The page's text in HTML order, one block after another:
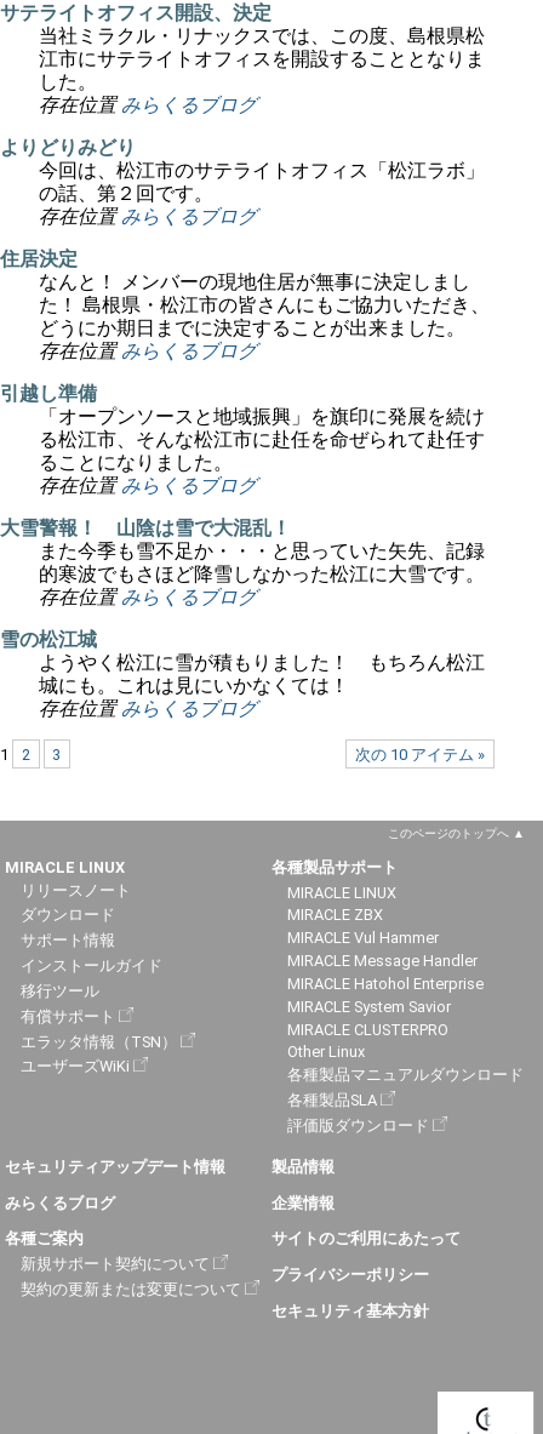
サテライトオフィス開設、決定
当社ミラクル・リナックスでは、この度、島根県松
江市にサテライトオフィスを開設することとなりま
した。
存在位置 みらくるブログ
よりどりみどり
今回は、松江市のサテライトオフィス「松江ラボ」
の話、第２回です。
存在位置 みらくるブログ
住居決定
なんと！ メンバーの現地住居が無事に決定しまし
た！ 島根県・松江市の皆さんにもご協力いただき、
どうにか期日までに決定することが出来ました。
存在位置 みらくるブログ
引越し準備
「オープンソースと地域振興」を旗印に発展を続け
る松江市、そんな松江市に赴任を命ぜられて赴任す
ることになりました。
存在位置 みらくるブログ
大雪警報！ 山陰は雪で大混乱！
また今季も雪不足か・・・と思っていた矢先、記録
的寒波でもさほど降雪しなかった松江に大雪です。
存在位置 みらくるブログ
雪の松江城
ようやく松江に雪が積もりました！ もちろん松江
城にも。これは見にいかなくては！
存在位置 みらくるブログ
次の 10 アイテム »
1 2 3
このページのトップへ
MIRACLE LINUX
リリースノート
ダウンロード
サポート情報
インストールガイド
移行ツール
有償サポート
エラッタ情報（TSN）
ユーザーズWiKi
各種製品サポート
MIRACLE LINUX
MIRACLE ZBX
MIRACLE Vul Hammer
MIRACLE Message Handler
MIRACLE Hatohol Enterprise
MIRACLE System Savior
MIRACLE CLUSTERPRO
Other Linux
各種製品マニュアルダウンロード
各種製品SLA
評価版ダウンロード
セキュリティアップデート情報
みらくるブログ
各種ご案内
新規サポート契約について
契約の更新または変更について
製品情報
企業情報
サイトのご利用にあたって
プライバシーポリシー
セキュリティ基本方針